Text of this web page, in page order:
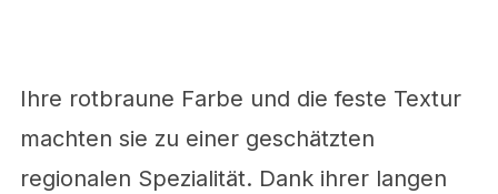
Ihre rotbraune Farbe und die feste Textur
machten sie zu einer geschätzten
regionalen Spezialität. Dank ihrer langen